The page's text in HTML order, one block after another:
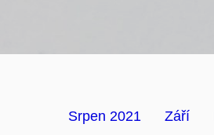
Srpen 2021 Září